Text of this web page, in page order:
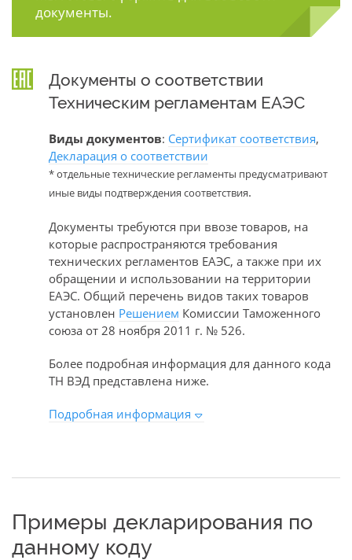
документы.
Документы о соответствии
Техническим регламентам ЕАЭС
Виды документов: Сертификат соответствия,
Декларация о соответствии
* отдельные технические регламенты предусматривают
иные виды подтверждения соответствия.
Документы требуются при ввозе товаров, на
которые распространяются требования
технических регламентов ЕАЭС, а также при их
обращении и использовании на территории
ЕАЭС. Общий перечень видов таких товаров
установлен Решением Комиссии Таможенного
союза от 28 ноября 2011 г. № 526.
Более подробная информация для данного кода
ТН ВЭД представлена ниже.
Подробная информация
Примеры декларирования по
данному коду